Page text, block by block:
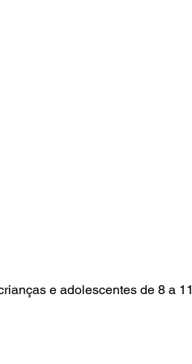
e adolescentes de 8 a 11